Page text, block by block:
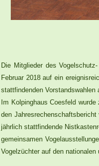
Die Mitglieder des
Februar 2018 auf ein
stattfindenden Vorstandswahlen
Im Kolpinghaus Coesfeld
den
jährlich stattfindende
gemeinsamen
Vogelzüchter auf den